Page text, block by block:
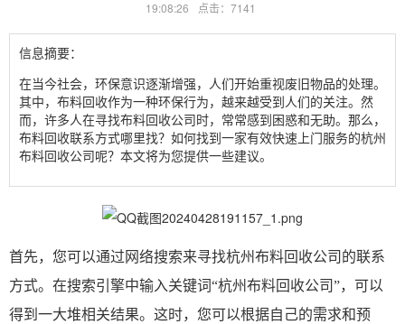
19:08:26
点击：7141
信息摘要：
在当今社会，环保意识逐渐增强，人们开始重视废旧物品的处理。
其中，布料回收作为一种环保行为，越来越受到人们的关注。然
而，许多人在寻找布料回收公司时，常常感到困惑和无助。那么，
布料回收联系方式哪里找？如何找到一家有效快速上门服务的杭州
布料回收公司呢？本文将为您提供一些建议。
首先，您可以通过网络搜索来寻找杭州布料回收公司的联系
方式。在搜索引擎中输入关键词“杭州布料回收公司”，可以
得到一大堆相关结果。这时，您可以根据自己的需求和预